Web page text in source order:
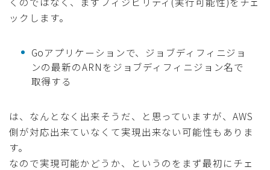
ックします。
Goアプリケーションで、ジョブディフィニジョ
ンの最新のARNをジョブディフィニジョン名で
取得する
は、なんとなく出来そうだ、と思っていますが、AWS
側が対応出来ていなくて実現出来ない可能性もありま
す。
なので実現可能かどうか、というのをまず最初にチェ